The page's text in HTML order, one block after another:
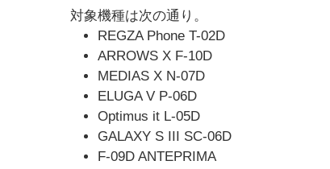
対象機種は次の通り。
REGZA Phone T-02D
ARROWS X F-10D
MEDIAS X N-07D
ELUGA V P-06D
Optimus it L-05D
GALAXY S III SC-06D
F-09D ANTEPRIMA